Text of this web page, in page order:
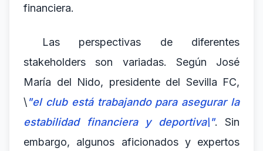
financiera.
Las perspectivas de diferentes
stakeholders son variadas. Según José
María del Nido, presidente del Sevilla FC,
\"el club está trabajando para asegurar la
estabilidad financiera y deportiva\". Sin
embargo, algunos aficionados y expertos